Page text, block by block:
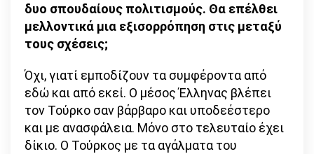
δυο σπουδαίους πολιτισμούς. Θα επέλθει
μελλοντικά μια εξισορρόπηση στις μεταξύ
τους σχέσεις;
Όχι, γιατί εμποδίζουν τα συμφέροντα από
εδώ και από εκεί. Ο μέσος Έλληνας βλέπει
τον Τούρκο σαν βάρβαρο και υποδεέστερο
και με ανασφάλεια. Μόνο στο τελευταίο έχει
δίκιο. Ο Τούρκος με τα αγάλματα του